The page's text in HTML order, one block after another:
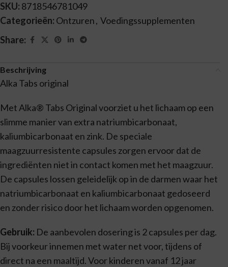
SKU: 8718546781049
Categorieën: Ontzuren, Voedingssupplementen
Share:
Beschrijving
Alka Tabs original
Met Alka® Tabs Original voorziet u het lichaam op een
slimme manier van extra natriumbicarbonaat,
kaliumbicarbonaat en zink. De speciale
maagzuurresistente capsules zorgen ervoor dat de
ingre­diënten niet in contact komen met het maagzuur.
De capsules lossen geleidelijk op in de darmen waar het
natriumbicar­bonaat en kaliumbicarbonaat gedoseerd
en zonder risico door het lichaam worden opgenomen.
Gebruik: De aanbevolen dosering is 2 capsules per dag.
Bij voorkeur innemen met water net voor, tijdens of
direct na een maaltijd. Voor kinderen vanaf 12 jaar